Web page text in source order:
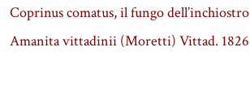
Coprinus comatus, il fungo dell’inchiostro
Amanita vittadinii (Moretti) Vittad. 1826